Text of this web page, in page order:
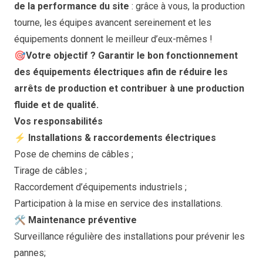
de la performance du site : grâce à vous, la production
tourne, les équipes avancent sereinement et les
équipements donnent le meilleur d’eux-mêmes !
🎯Votre objectif ? Garantir le bon fonctionnement
des équipements électriques afin de réduire les
arrêts de production et contribuer à une production
fluide et de qualité.
Vos responsabilités
⚡ Installations & raccordements électriques
Pose de chemins de câbles ;
Tirage de câbles ;
Raccordement d’équipements industriels ;
Participation à la mise en service des installations.
🛠️ Maintenance préventive
Surveillance régulière des installations pour prévenir les
pannes;